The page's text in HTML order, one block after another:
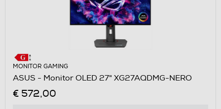
MONITOR GAMING
ASUS - Monitor OLED 27" XG27AQDMG-NERO
€ 572,00